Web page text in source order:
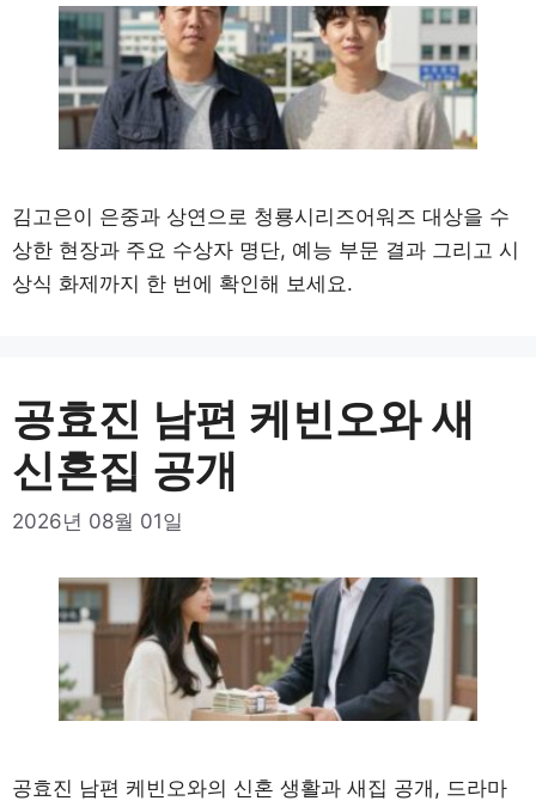
김고은이 은중과 상연으로 청룡시리즈어워즈 대상을 수
상한 현장과 주요 수상자 명단, 예능 부문 결과 그리고 시
상식 화제까지 한 번에 확인해 보세요.
공효진 남편 케빈오와 새
신혼집 공개
2026년 08월 01일
공효진 남편 케빈오와의 신혼 생활과 새집 공개, 드라마